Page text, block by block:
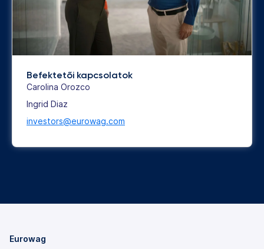
Befektetői kapcsolatok
Carolina Orozco
Ingrid Diaz
investors@eurowag.com
Eurowag